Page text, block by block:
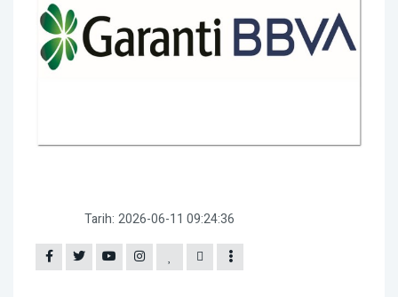
Tarih: 2026-06-11 09:24:36